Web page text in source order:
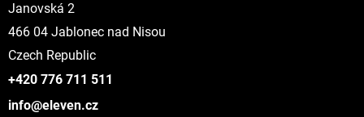
Janovská 2
466 04 Jablonec nad Nisou
Czech Republic
+420 776 711 511
info@eleven.cz